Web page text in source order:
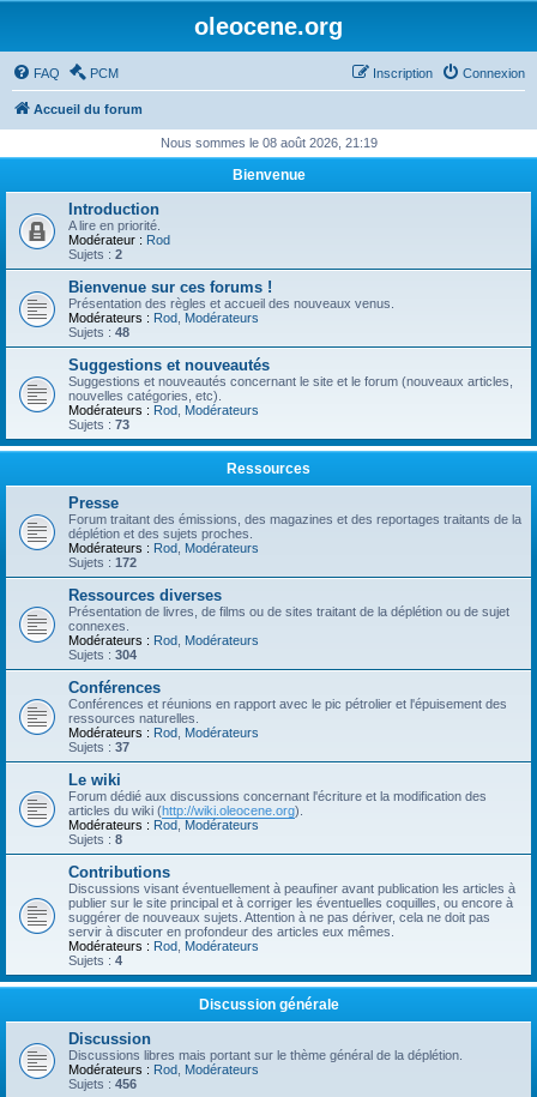
oleocene.org
FAQ PCM Connexion
Inscription
Accueil du forum
Nous sommes le 08 août 2026, 21:19
Bienvenue
Introduction
A lire en priorité.
Modérateur : Rod
Sujets : 2
Bienvenue sur ces forums !
Présentation des règles et accueil des nouveaux venus.
Modérateurs : Rod Modérateurs
Sujets : 48
Suggestions et nouveautés
Suggestions et nouveautés concernant le site et le forum (nouveaux articles,
nouvelles catégories, etc).
Modérateurs : Rod Modérateurs
Sujets : 73
Ressources
Presse
Forum traitant des émissions, des magazines et des reportages traitants de la
déplétion et des sujets proches.
Modérateurs : Rod Modérateurs
Sujets : 172
Ressources diverses
Présentation de livres, de films ou de sites traitant de la déplétion ou de sujet
connexes.
Modérateurs : Rod Modérateurs
Sujets : 304
Conférences
Conférences et réunions en rapport avec le pic pétrolier et l'épuisement des
ressources naturelles.
Modérateurs : Rod Modérateurs
Sujets : 37
Le wiki
Forum dédié aux discussions concernant l'écriture et la modification des
articles du wiki (http://wiki.oleocene.org).
Modérateurs : Rod Modérateurs
Sujets : 8
Contributions
Discussions visant éventuellement à peaufiner avant publication les articles à
publier sur le site principal et à corriger les éventuelles coquilles, ou encore à
suggérer de nouveaux sujets. Attention à ne pas dériver, cela ne doit pas
servir à discuter en profondeur des articles eux mêmes.
Modérateurs : Rod Modérateurs
Sujets : 4
Discussion générale
Discussion
Discussions libres mais portant sur le thème général de la déplétion.
Modérateurs : Rod Modérateurs
Sujets : 456